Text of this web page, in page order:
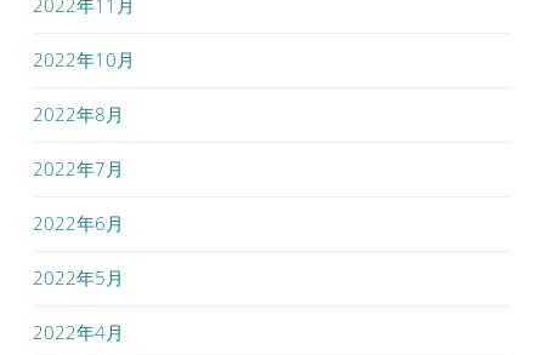
2022年11月
2022年10月
2022年8月
2022年7月
2022年6月
2022年5月
2022年4月